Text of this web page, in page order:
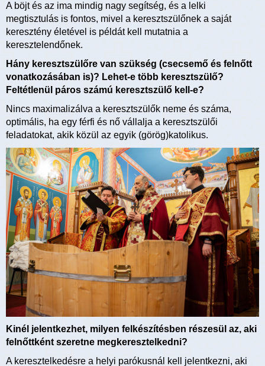
A böjt és az ima mindig nagy segítség, és a lelki
megtisztulás is fontos, mivel a keresztszülőnek a saját
keresztény életével is példát kell mutatnia a
keresztelendőnek.
Hány keresztszülőre van szükség (csecsemő és felnőtt
vonatkozásában is)? Lehet-e több keresztszülő?
Feltétlenül páros számú keresztszülő kell-e?
Nincs maximalizálva a keresztszülők neme és száma,
optimális, ha egy férfi és nő vállalja a keresztszülői
feladatokat, akik közül az egyik (görög)katolikus.
Kinél jelentkezhet, milyen felkészítésben részesül az, aki
felnőttként szeretne megkeresztelkedni?
A keresztelkedésre a helyi parókusnál kell jelentkezni, aki